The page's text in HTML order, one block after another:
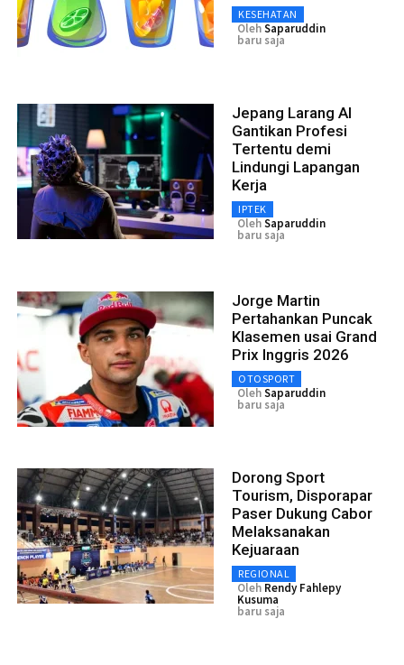
KESEHATAN
OlehSaparuddin
baru saja
Jepang Larang AI
Gantikan Profesi
Tertentu demi
Lindungi Lapangan
Kerja
IPTEK
OlehSaparuddin
baru saja
Jorge Martin
Pertahankan Puncak
Klasemen usai Grand
Prix Inggris 2026
OTOSPORT
OlehSaparuddin
baru saja
Dorong Sport
Tourism, Disporapar
Paser Dukung Cabor
Melaksanakan
Kejuaraan
REGIONAL
Oleh Rendy Fahlepy
Kusuma
baru saja